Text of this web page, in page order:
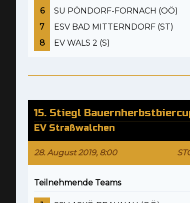
6
SU PÖNDORF-FORNACH (OÖ)
7
ESV BAD MITTERNDORF (ST)
8
EV WALS 2 (S)
15. Stiegl
EV Straßwalchen
28. August 2019, 8:00
Teilnehmende Teams